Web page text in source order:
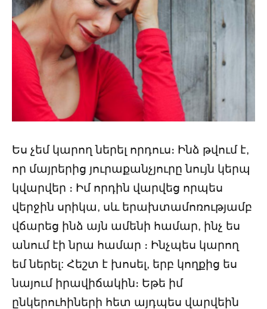
Ես չեմ կարող ներել որդուս։ Ինձ թվում է,
որ մայրերից յուրաքանչյուրը նույն կերպ
կվարվեր ։ Իմ որդին վարվեց որպես
վերջին սրիկա, սև երախտամոռությամբ
վճարեց ինձ այն ամենի համար, ինչ ես
անում էի նրա համար ։ Ինչպես կարող
եմ ներել: Հեշտ է խոսել, երբ կողքից ես
նայում իրավիճակին։ Եթե իմ
ընկերուհիների հետ այդպես վարվեին